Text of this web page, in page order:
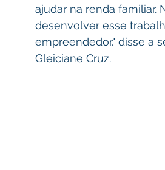
ajudar na renda familiar.
desenvolver esse
empreendedor." disse a
Gleiciane Cruz.